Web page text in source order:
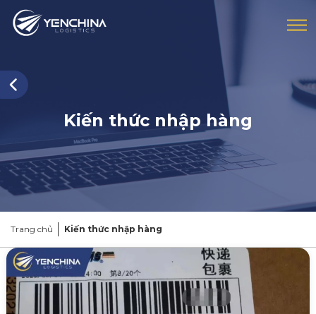
Kiến thức nhập hàng
Trang chủ Kiến thức nhập hàng